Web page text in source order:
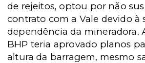
de rejeitos, optou por não
contrato com a Vale devido à
dependência da mineradora.
BHP teria aprovado planos
altura da barragem, mesmo